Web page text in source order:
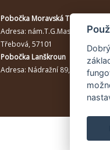
Pobočka Moravská Třebová
Adresa: nám.T.G.Masaryka 114/
Třebová, 57101
Pobočka Lanškroun
Adresa: Nádražní 89, Lanškroun,